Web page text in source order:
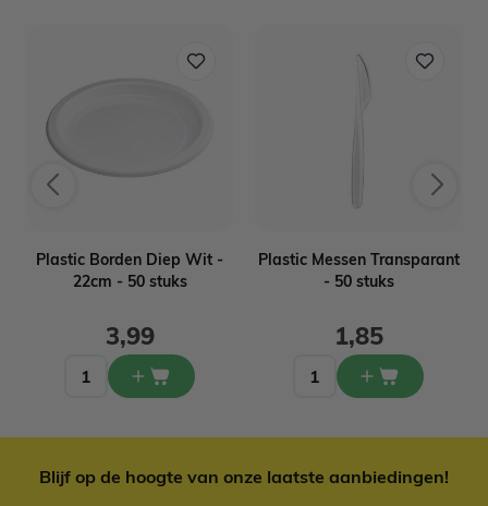
Plastic Borden Diep Wit -
22cm - 50 stuks
3,99
Plastic Messen Transparant
- 50 stuks
1,85
Blijf op de hoogte van onze laatste aanbiedingen!